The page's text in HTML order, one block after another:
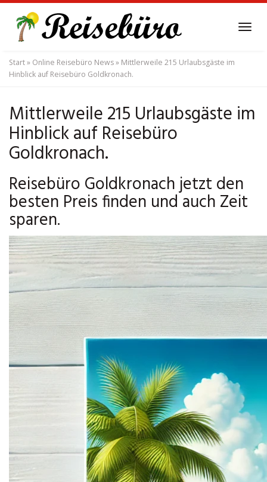
main
content
Start» Online Reisebüro News» Mittlerweile 215 Urlaubsgäste im
Hinblick auf Reisebüro Goldkronach.
Mittlerweile 215 Urlaubsgäste im
Hinblick auf Reisebüro
Goldkronach.
Reisebüro Goldkronach jetzt den
besten Preis finden und auch Zeit
sparen.